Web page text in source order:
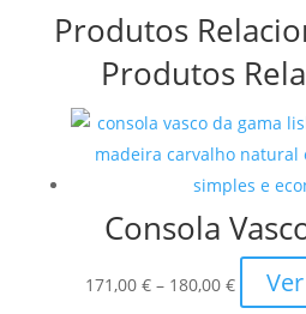
Produtos
Produtos
Consola
171,00 € – 180,00 €Price
range: